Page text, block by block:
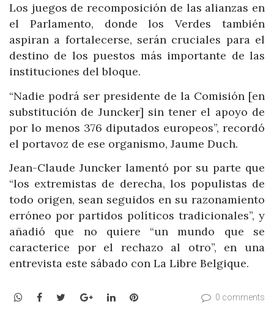
Los juegos de recomposición de las alianzas en
el Parlamento, donde los Verdes también
aspiran a fortalecerse, serán cruciales para el
destino de los puestos más importante de las
instituciones del bloque.
“Nadie podrá ser presidente de la Comisión [en
substitución de Juncker] sin tener el apoyo de
por lo menos 376 diputados europeos”, recordó
el portavoz de ese organismo, Jaume Duch.
Jean-Claude Juncker lamentó por su parte que
“los extremistas de derecha, los populistas de
todo origen, sean seguidos en su razonamiento
erróneo por partidos políticos tradicionales”, y
añadió que no quiere “un mundo que se
caracterice por el rechazo al otro”, en una
entrevista este sábado con La Libre Belgique.
WhatsApp
Facebook
TwitterGoogle+LinkedInPinterest 0 comments